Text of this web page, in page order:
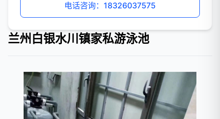
电话咨询：18326037575
兰州白银水川镇家私游泳池